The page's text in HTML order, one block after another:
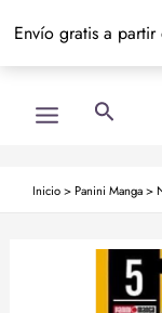
Envío gratis a
Menu
Buscar
Inicio> Panini Manga>